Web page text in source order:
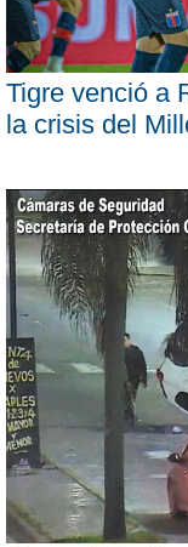
Tigre venció a
la crisis del